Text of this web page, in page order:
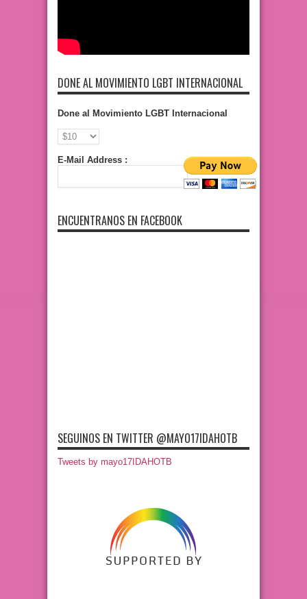
DONE AL MOVIMIENTO LGBT INTERNACIONAL
Done al Movimiento LGBT Internacional
E-Mail Address :
ENCUENTRANOS EN FACEBOOK
SEGUINOS EN TWITTER @MAYO17IDAHOTB
Tweets by mayo17IDAHOTB